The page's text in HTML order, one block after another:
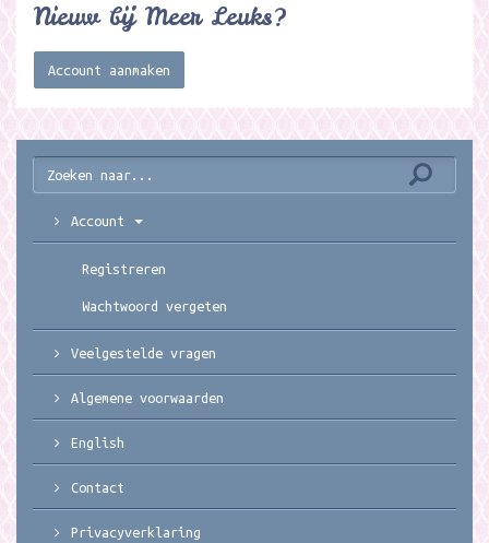
Nieuw bij Meer Leuks?
Account aanmaken
Account
Registreren
Wachtwoord vergeten
Veelgestelde vragen
Algemene voorwaarden
English
Contact
Privacyverklaring